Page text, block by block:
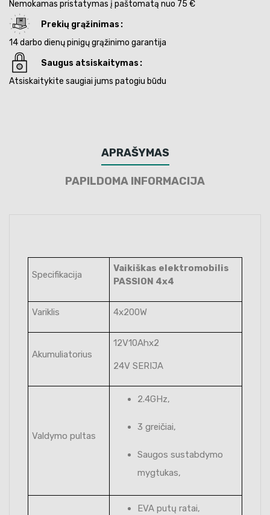
Nemokamas pristatymas į paštomatą nuo 75 €
Prekių grąžinimas
14 darbo dienų pinigų grąžinimo garantija
Saugus atsiskaitymas
Atsiskaitykite saugiai jums patogiu būdu
APRAŠYMAS
PAPILDOMA INFORMACIJA
Specifikacija
Vaikiškas elektromobilis
PASSION 4x4
Variklis 4x200W
Akumuliatorius
12V10Ahx2
24V SERIJA
Valdymo pultas
2.4GHz,
3 greičiai,
Saugos sustabdymo
mygtukas,
EVA putų ratai,